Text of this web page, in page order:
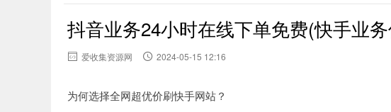
抖音业务24小时在线下单免费(快手业
爱收集资源网 2024-05-15 12:16
为何选择全网超优价刷快手网站？